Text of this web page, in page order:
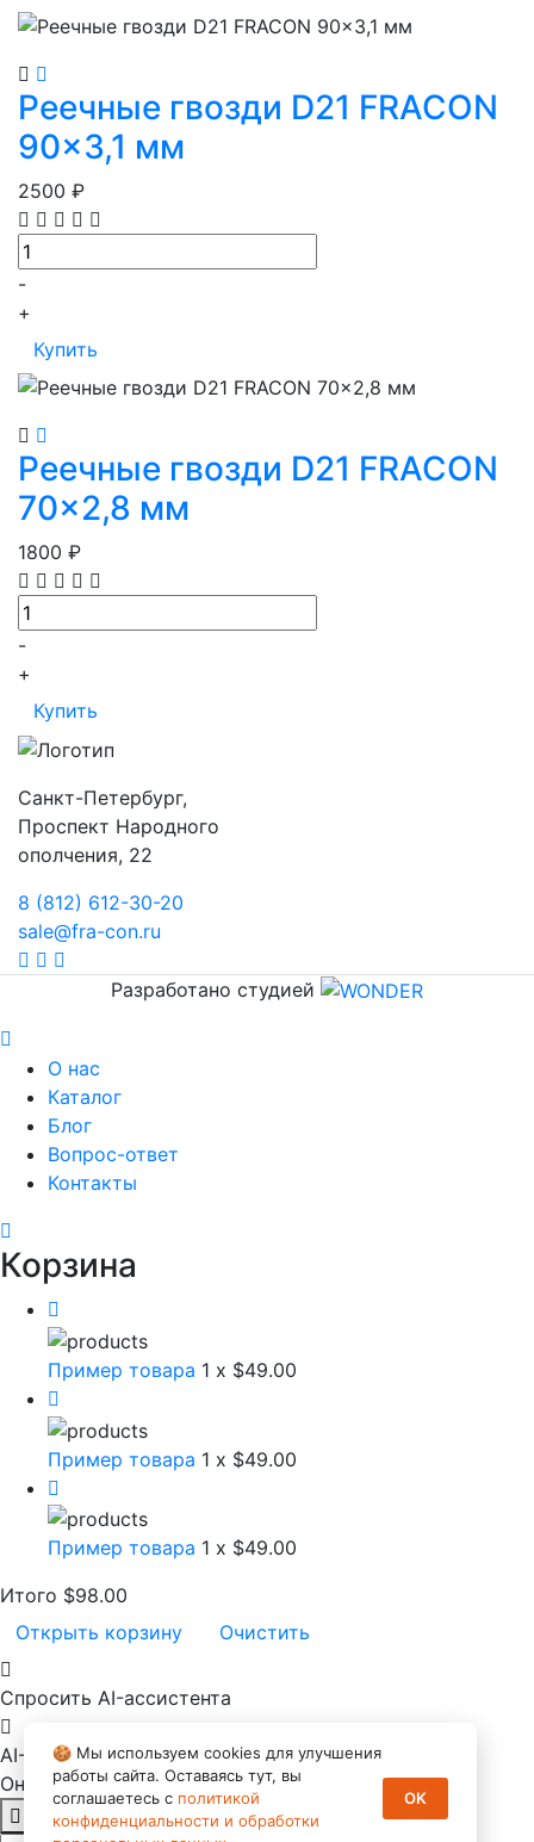
Просмотр
Реечные гвозди D21 FRACON
90x3,1 мм
2500 ₽
-
+
Купить
Просмотр
Реечные гвозди D21 FRACON
70x2,8 мм
1800 ₽
-
+
Купить
Санкт-Петербург,
Проспект Народного
ополчения, 22
8 (812) 612-30-20
sale@fra-con.ru
VKTelegram
Разработано студией
О нас
Каталог
Блог
Вопрос-ответ
Контакты
Корзина
Пример товара 1 x $49.00
Пример товара 1 x $49.00
Пример товара 1 x $49.00
Итого $98.00
Открыть корзину
Очистить
Спросить AI-ассистента
AI-ассистент FRACON
Онлайн
🍪 Мы используем cookies для улучшения
работы сайта. Оставаясь тут, вы
соглашаетесь c политикой
конфиденциальности и обработки
OK